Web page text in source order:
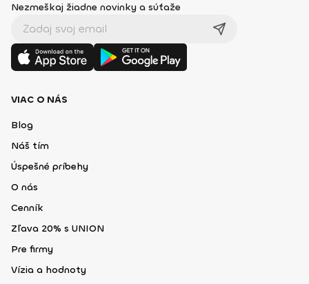
Nezmeškaj žiadne novinky a súťaže
VIAC O NÁS
Blog
Náš tím
Úspešné príbehy
O nás
Cenník
Zľava 20% s UNION
Pre firmy
Vízia a hodnoty